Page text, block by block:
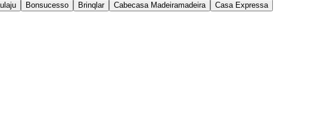
Bonsucesso Brinqlar Cabecasa Madeiramadeira Casa Expressa